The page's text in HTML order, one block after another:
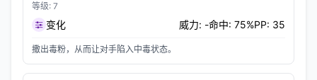
等级: 7
变化 威力: -命中: 75%PP: 35
撒出毒粉，从而让对手陷入中毒状态。